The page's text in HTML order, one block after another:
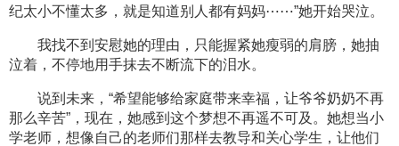
纪太小不懂太多，就是知道别人都有妈妈⋯⋯”她开始哭泣。
我找不到安慰她的理由，只能握紧她瘦弱的肩膀，她抽
泣着，不停地用手抹去不断流下的泪水。
说到未来，“希望能够给家庭带来幸福，让爷爷奶奶不再
那么辛苦”，现在，她感到这个梦想不再遥不可及。她想当小
学老师，想像自己的老师们那样去教导和关心学生，让他们